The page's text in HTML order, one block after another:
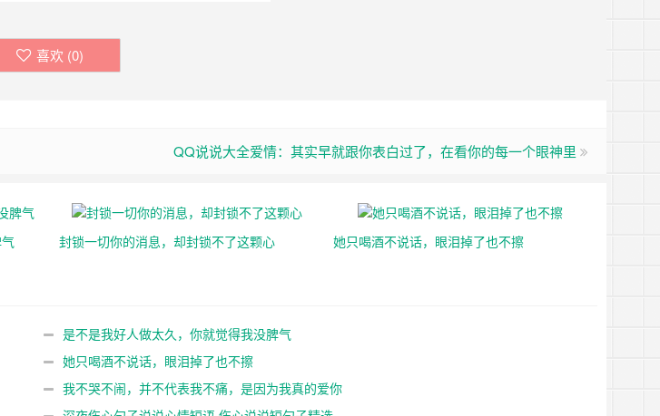
喜欢 (0)
QQ说说大全爱情：其实早就跟你表白过了，在看你的每一个眼神里
封锁一切你的消息，却封锁不了这颗心 她只喝酒不说话，眼泪掉了也不擦
是不是我好人做太久，你就觉得我没脾气
她只喝酒不说话，眼泪掉了也不擦
我不哭不闹，并不代表我不痛，是因为我真的爱你